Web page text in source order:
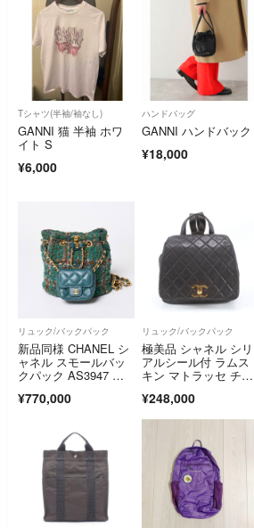
Tシャツ(半袖/袖なし)
GANNI 猫 半袖 ホワ
イト S
¥6,000
ハンドバッグ
GANNI ハンドバック
¥18,000
リュック/バックパック
新品同様 CHANEL シ
ャネル スモールバッ
クパック AS3947 ラ
ク ツイード ラムスキ
金具 中古 4a006136
¥770,000
リュック/バックパック
極美品 シャネル シリ
アルシール付 ラムス
キン マトラッセ チェ
ク ショルダー バッ
グ レディース UTR E
¥248,000